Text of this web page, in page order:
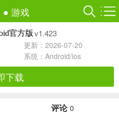
● 游戏
官方版 v1.423
更新：2026-07-20
系统：Android/ios
下载
评论 0